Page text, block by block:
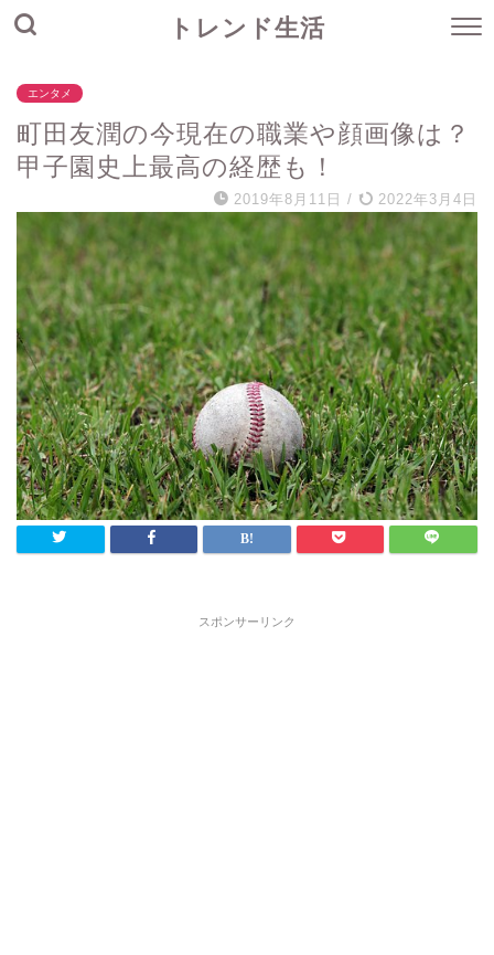
トレンド生活
エンタメ
町田友潤の今現在の職業や顔画像は？
甲子園史上最高の経歴も！
2019年8月11日 / 2022年3月4日
スポンサーリンク